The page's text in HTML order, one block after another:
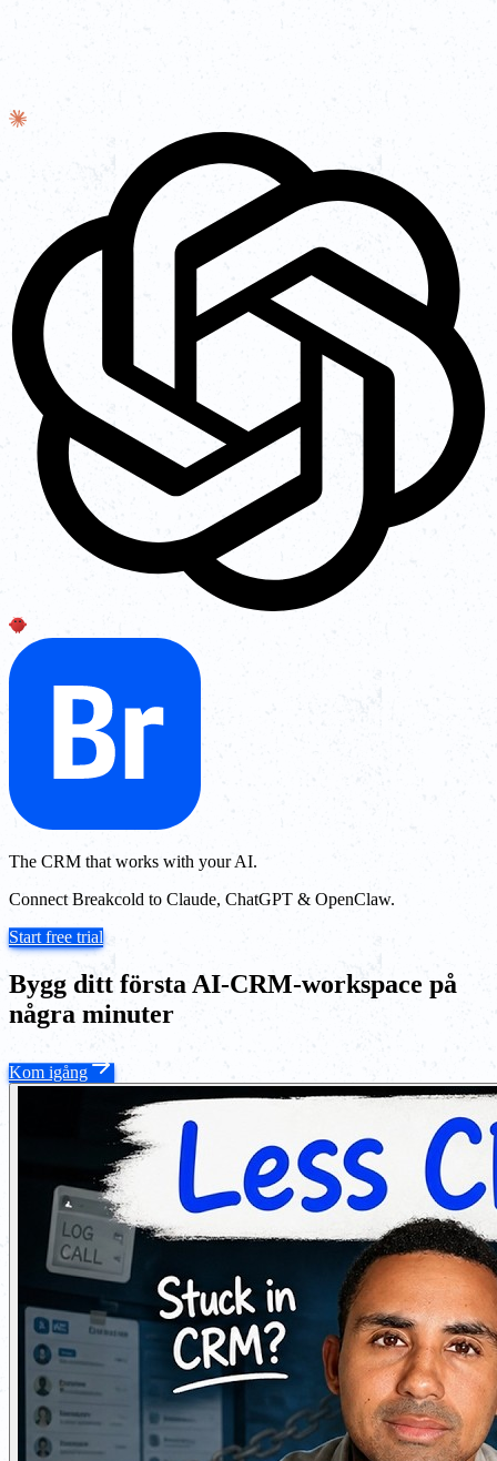
The CRM that works with your AI.
Connect Breakcold to Claude, ChatGPT & OpenClaw.
Start free trial
Bygg ditt första AI-CRM-workspace på
några minuter
Kom igång